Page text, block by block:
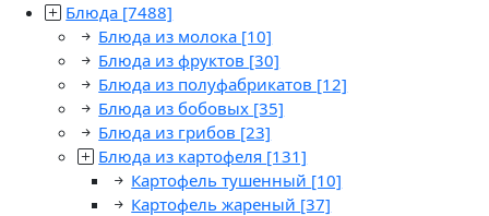
Блюда [7488]
Блюда из молока [10]
Блюда из фруктов [30]
Блюда из полуфабрикатов [12]
Блюда из бобовых [35]
Блюда из грибов [23]
Блюда из картофеля [131]
Картофель тушенный [10]
Картофель жареный [37]